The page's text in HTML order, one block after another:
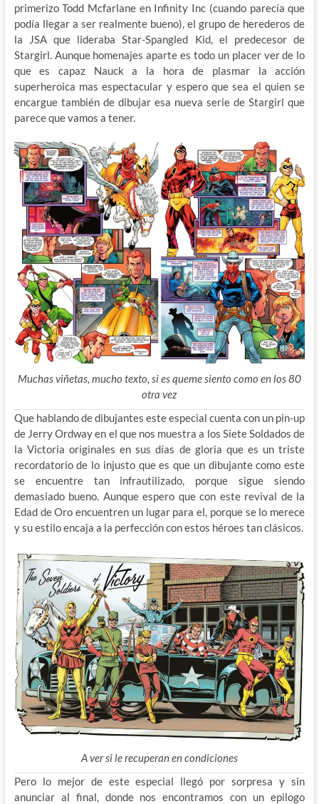
primerizo Todd Mcfarlane en Infinity Inc (cuando parecía que
podía llegar a ser realmente bueno), el grupo de herederos de
la JSA que lideraba Star-Spangled Kid, el predecesor de
Stargirl. Aunque homenajes aparte es todo un placer ver de lo
que es capaz Nauck a la hora de plasmar la acción
superheroica mas espectacular y espero que sea el quien se
encargue también de dibujar esa nueva serie de Stargirl que
parece que vamos a tener.
Muchas viñetas, mucho texto, si es queme siento como en los 80
otra vez
Que hablando de dibujantes este especial cuenta con un pin-up
de Jerry Ordway en el que nos muestra a los Siete Soldados de
la Victoria originales en sus días de gloria que es un triste
recordatorio de lo injusto que es que un dibujante como este
se encuentre tan infrautilizado, porque sigue siendo
demasiado bueno. Aunque espero que con este revival de la
Edad de Oro encuentren un lugar para el, porque se lo merece
y su estilo encaja a la perfección con estos héroes tan clásicos.
A ver si le recuperan en condiciones
Pero lo mejor de este especial llegó por sorpresa y sin
anunciar al final, donde nos encontramos con un epilogo